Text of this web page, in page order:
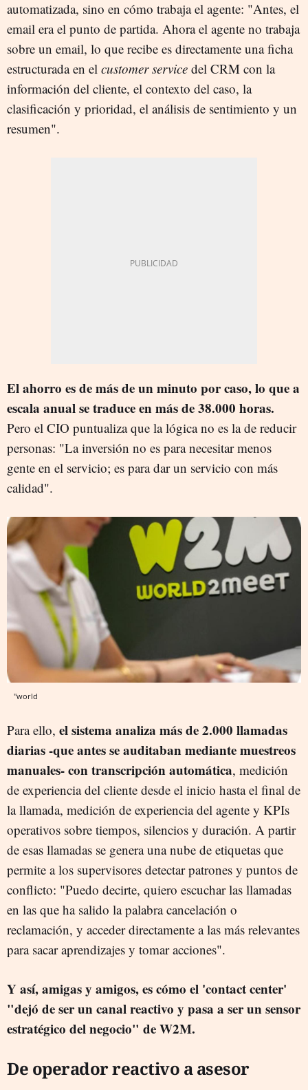
automatizada, sino en cómo trabaja el agente: "Antes, el
email era el punto de partida. Ahora el agente no trabaja
sobre un email, lo que recibe es directamente una ficha
estructurada en el customer service del CRM con la
información del cliente, el contexto del caso, la
clasificación y prioridad, el análisis de sentimiento y un
resumen".
El ahorro es de más de un minuto por caso, lo que a
escala anual se traduce en más de 38.000 horas.
Pero el CIO puntualiza que la lógica no es la de reducir
personas: "La inversión no es para necesitar menos
gente en el servicio; es para dar un servicio con más
calidad".
"world
Para ello, el sistema analiza más de 2.000 llamadas
diarias -que antes se auditaban mediante muestreos
manuales- con transcripción automática, medición
de experiencia del cliente desde el inicio hasta el final de
la llamada, medición de experiencia del agente y KPIs
operativos sobre tiempos, silencios y duración. A partir
de esas llamadas se genera una nube de etiquetas que
permite a los supervisores detectar patrones y puntos de
conflicto: "Puedo decirte, quiero escuchar las llamadas
en las que ha salido la palabra cancelación o
reclamación, y acceder directamente a las más relevantes
para sacar aprendizajes y tomar acciones".
Y así, amigas y amigos, es cómo el 'contact center'
"dejó de ser un canal reactivo y pasa a ser un sensor
estratégico del negocio" de W2M.
De operador reactivo a asesor